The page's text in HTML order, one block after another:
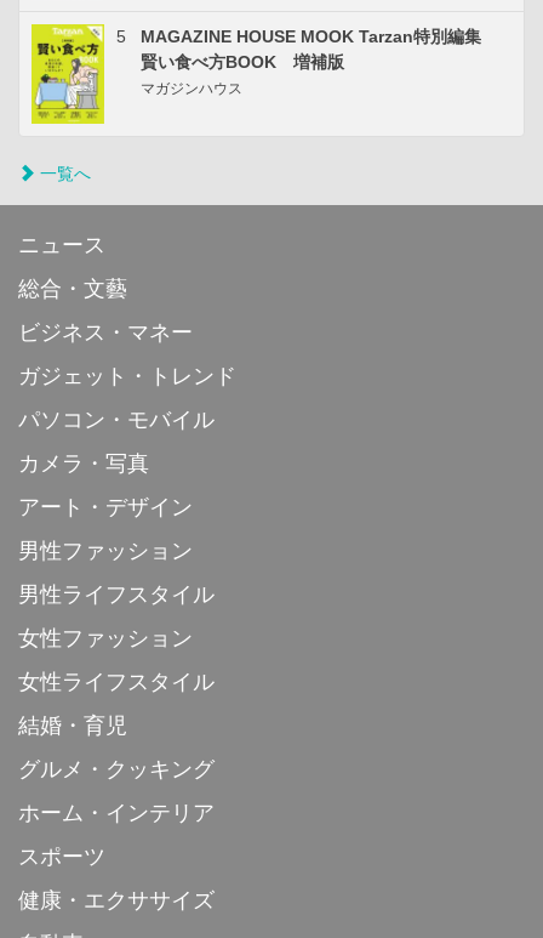
5
MAGAZINE HOUSE MOOK Tarzan特別編集
賢い食べ方BOOK 増補版
マガジンハウス
一覧へ
ニュース
総合・文藝
ビジネス・マネー
ガジェット・トレンド
パソコン・モバイル
カメラ・写真
アート・デザイン
男性ファッション
男性ライフスタイル
女性ファッション
女性ライフスタイル
結婚・育児
グルメ・クッキング
ホーム・インテリア
スポーツ
健康・エクササイズ